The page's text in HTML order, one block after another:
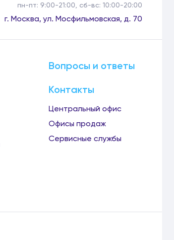
пн-пт: 9:00-21:00, сб-вс: 10:00-20:00
г. Москва, ул. Мосфильмовская, д. 70
Вопросы и ответы
Контакты
Центральный офис
Офисы продаж
Сервисные службы